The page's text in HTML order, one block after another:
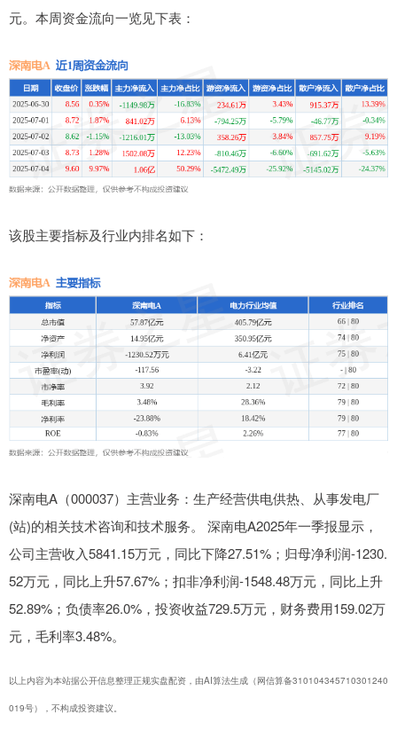
元。本周资金流向一览见下表：
该股主要指标及行业内排名如下：
深南电A（000037）主营业务：生产经营供电供热、从事发电厂
(站)的相关技术咨询和技术服务。 深南电A2025年一季报显示，
公司主营收入5841.15万元，同比下降27.51%；归母净利润-1230.
52万元，同比上升57.67%；扣非净利润-1548.48万元，同比上升
52.89%；负债率26.0%，投资收益729.5万元，财务费用159.02万
元，毛利率3.48%。
以上内容为本站据公开信息整理正规实盘配资，由AI算法生成（网信算备310104345710301240
019号），不构成投资建议。